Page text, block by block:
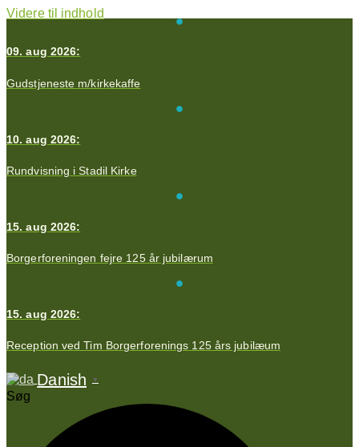
Videre til indhold
09. aug 2026:
Gudstjeneste m/kirkekaffe
10. aug 2026:
Rundvisning i Stadil Kirke
15. aug 2026:
Borgerforeningen fejre 125 år jubilærum
15. aug 2026:
Reception ved Tim Borgerforenings 125 års jubilæum
Danish ▼
Søg